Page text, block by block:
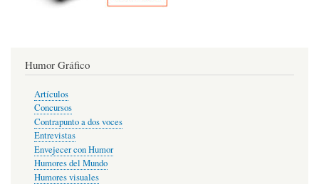
Humor Gráfico
Artículos
Concursos
Contrapunto a dos voces
Entrevistas
Envejecer con Humor
Humores del Mundo
Humores visuales